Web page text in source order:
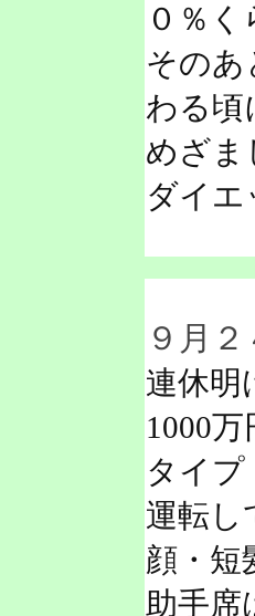
０％
そのあ
わる頃
めざま
ダイ
９月２
連休明
1000
タイプ
運転し
顔・短
助手席